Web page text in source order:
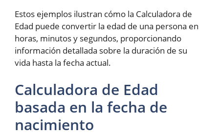
Estos ejemplos ilustran cómo la Calculadora de
Edad puede convertir la edad de una persona en
horas, minutos y segundos, proporcionando
información detallada sobre la duración de su
vida hasta la fecha actual.
Calculadora de Edad
basada en la fecha de
nacimiento